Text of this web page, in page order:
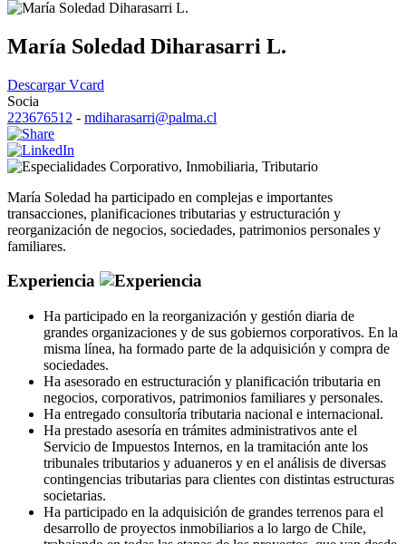
María Soledad Diharasarri L.
Descargar Vcard
Socia
223676512 - mdiharasarri@palma.cl
Corporativo, Inmobiliaria, Tributario
María Soledad ha participado en complejas e importantes
transacciones, planificaciones tributarias y estructuración y
reorganización de negocios, sociedades, patrimonios personales y
familiares.
Experiencia
Ha participado en la reorganización y gestión diaria de
grandes organizaciones y de sus gobiernos corporativos. En la
misma línea, ha formado parte de la adquisición y compra de
sociedades.
Ha asesorado en estructuración y planificación tributaria en
negocios, corporativos, patrimonios familiares y personales.
Ha entregado consultoría tributaria nacional e internacional.
Ha prestado asesoría en trámites administrativos ante el
Servicio de Impuestos Internos, en la tramitación ante los
tribunales tributarios y aduaneros y en el análisis de diversas
contingencias tributarias para clientes con distintas estructuras
societarias.
Ha participado en la adquisición de grandes terrenos para el
desarrollo de proyectos inmobiliarios a lo largo de Chile,